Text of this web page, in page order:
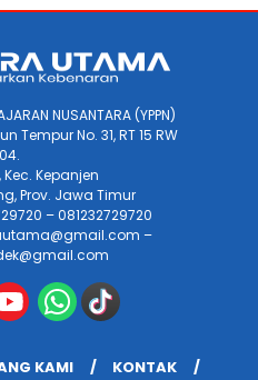
NUSANTARA (YPPN)
Tempur No. 31, RT 15 RW
04.
Kec. Kepanjen
Prov. Jawa Timur
– 081232729720
–
KAMI KONTAK